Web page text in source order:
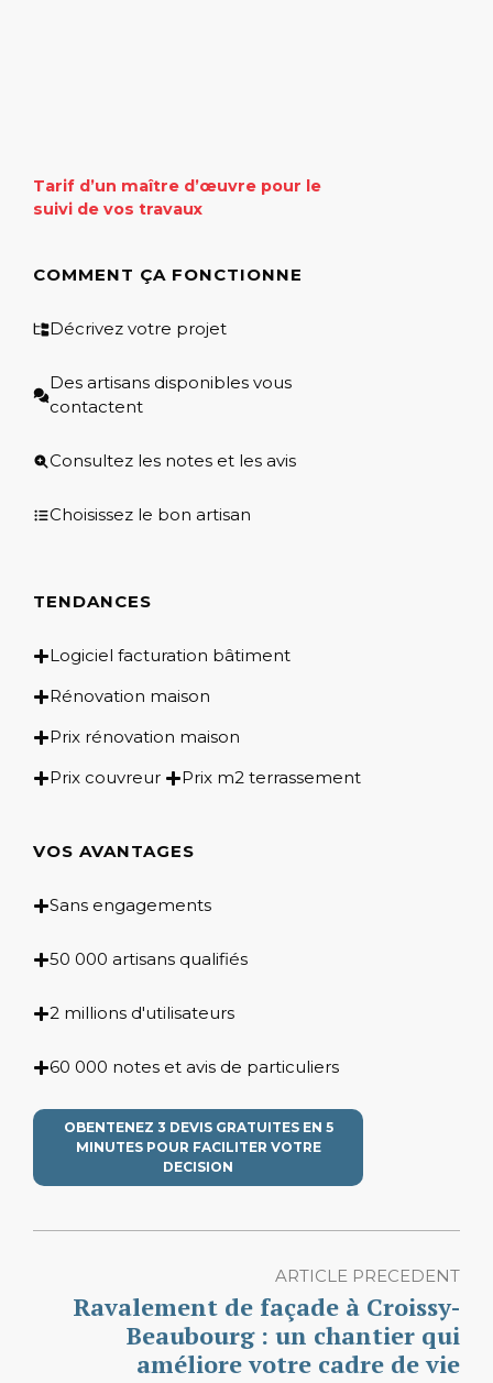
Tarif d’un maître d’œuvre pour le
suivi de vos travaux
COMMENT ÇA FONCTIONNE
Décrivez votre projet
Des artisans disponibles vous
contactent
Consultez les notes et les avis
Choisissez le bon artisan
TENDANCES
Logiciel facturation bâtiment
Rénovation maison
Prix rénovation maison
Prix couvreur
Prix m2 terrassement
VOS AVANTAGES
Sans engagements
50 000 artisans qualifiés
2 millions d'utilisateurs
60 000 notes et avis de particuliers
OBENTENEZ 3 DEVIS GRATUITES EN 5
MINUTES POUR FACILITER VOTRE
DECISION
ARTICLE PRECEDENT
Ravalement de façade à Croissy-
Beaubourg : un chantier qui
améliore votre cadre de vie